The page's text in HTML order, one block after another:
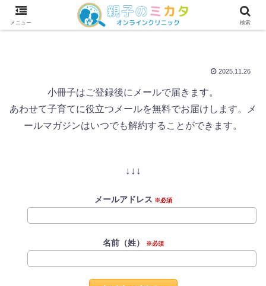
わが子の診断に納得できない凹凸キッズママが薬に頼らずわが子を伸ばす！
2025.11.26
小冊子はご登録後にメールで届きます。
あわせて子育てに役立つメールを無料でお届けします。メ
ールマガジンはいつでも解約することができます。
↓↓↓
メールアドレス ※必須
名前（姓） ※必須
メニュー 検索